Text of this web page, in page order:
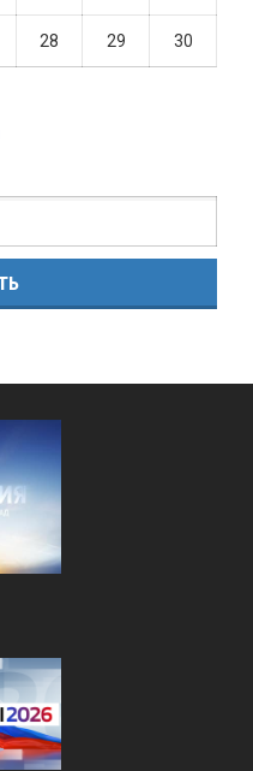
28 29 30